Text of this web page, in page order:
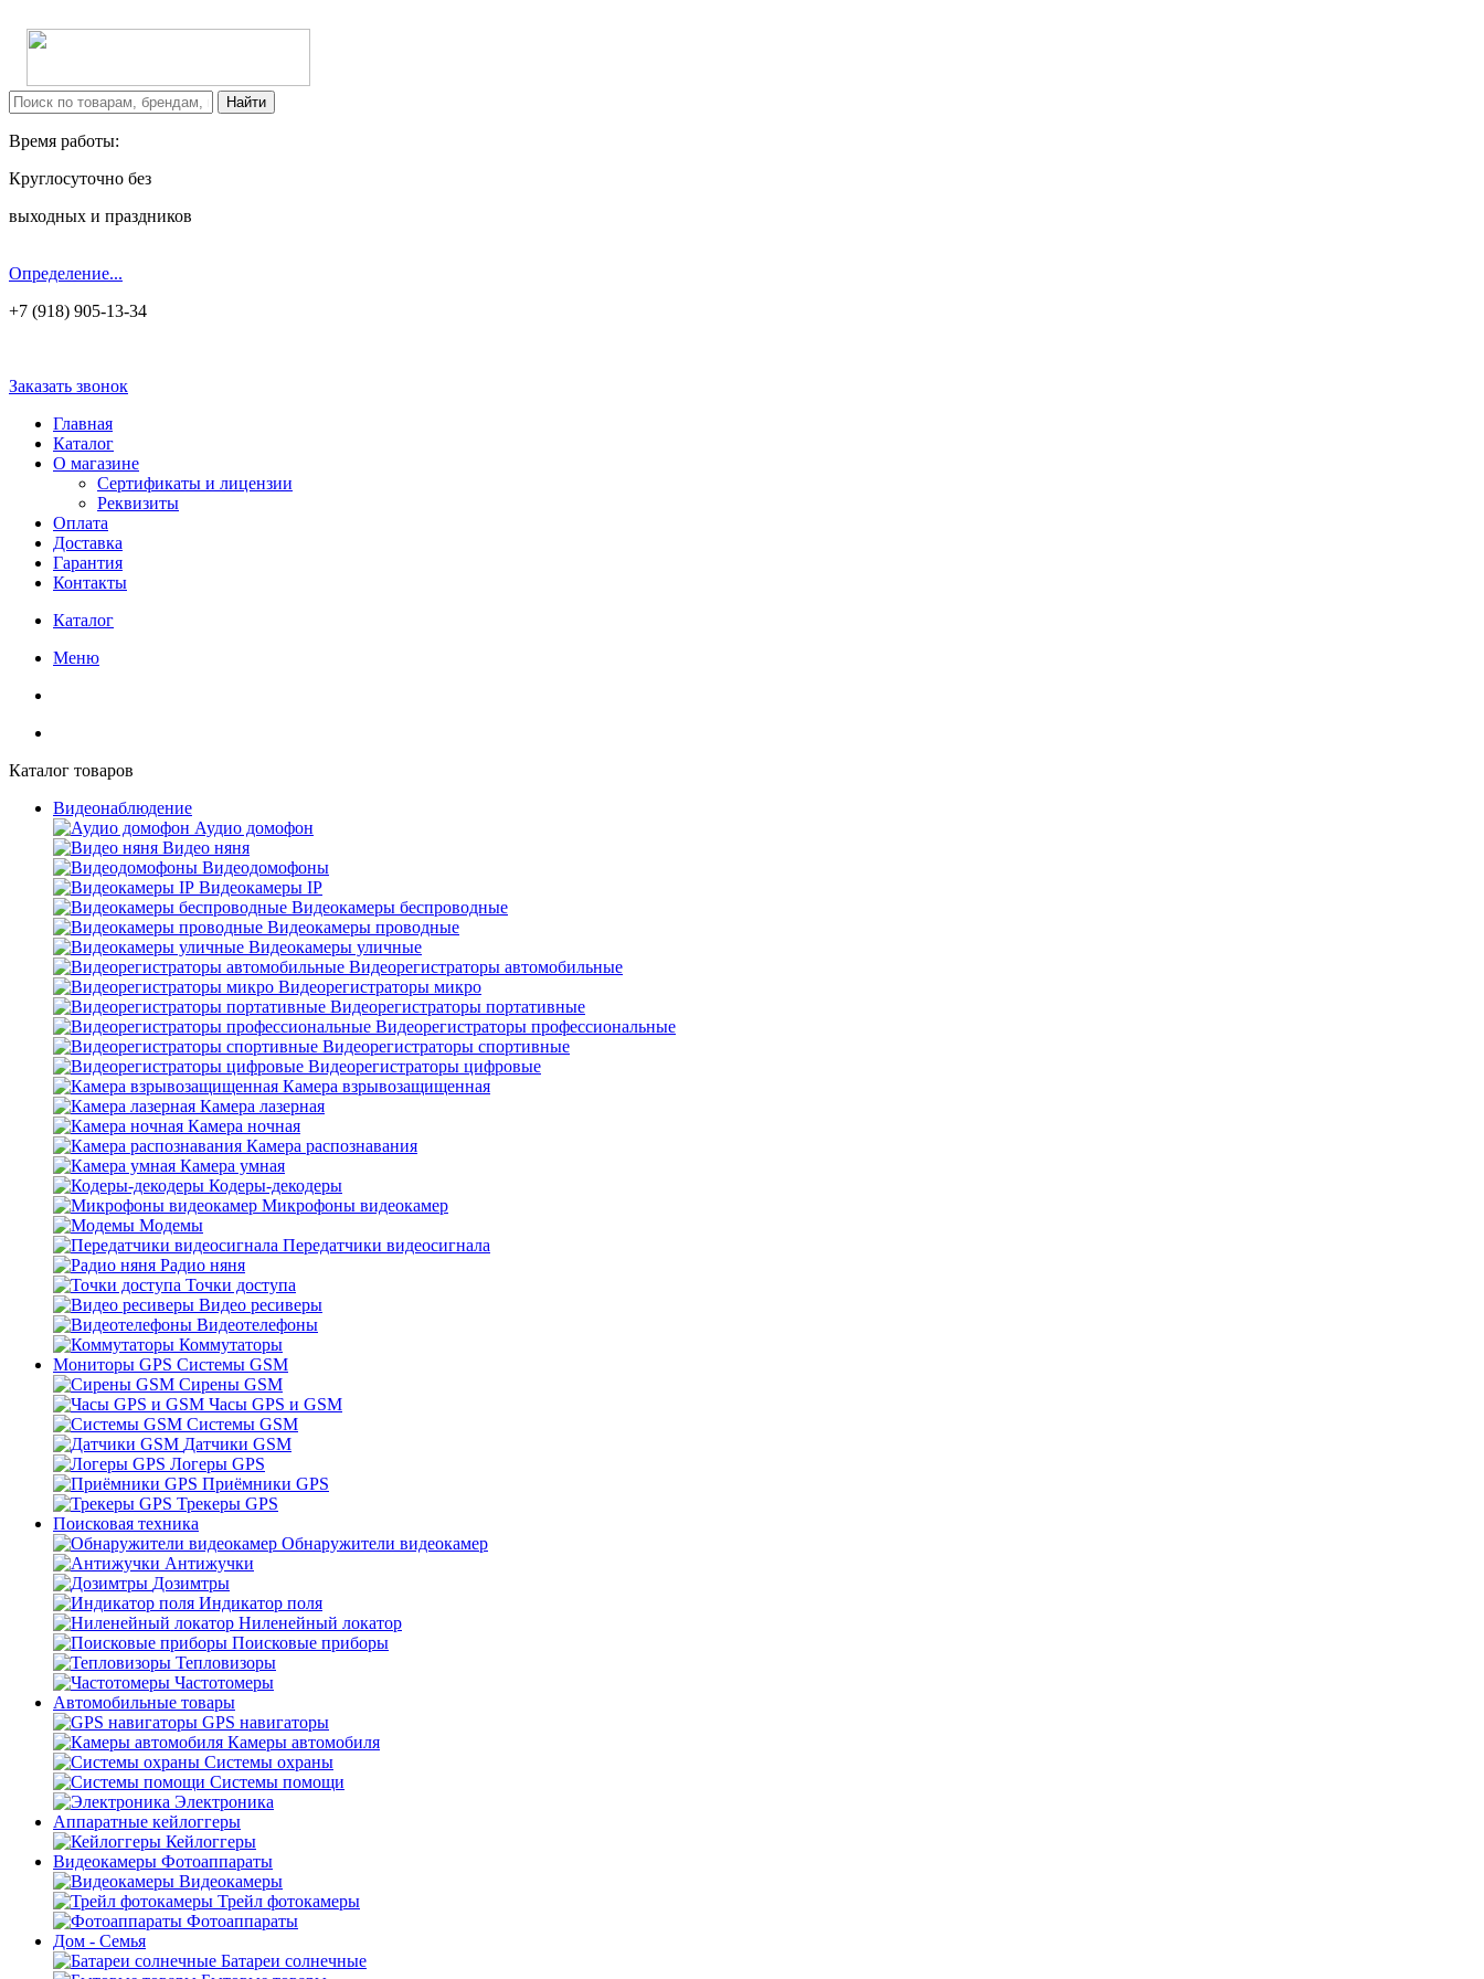
Время работы:
Круглосуточно без
выходных и праздников
Определение...
+7 (918) 905-13-34
Заказать звонок
Главная
Каталог
О магазине
Сертификаты и лицензии
Реквизиты
Оплата
Доставка
Гарантия
Контакты
Каталог
Меню
Каталог товаров
Видеонаблюдение
Аудио домофон
Видео няня
Видеодомофоны
Видеокамеры IP
Видеокамеры беспроводные
Видеокамеры проводные
Видеокамеры уличные
Видеорегистраторы автомобильные
Видеорегистраторы микро
Видеорегистраторы портативные
Видеорегистраторы профессиональные
Видеорегистраторы спортивные
Видеорегистраторы цифровые
Камера взрывозащищенная
Камера лазерная
Камера ночная
Камера распознавания
Камера умная
Кодеры-декодеры
Микрофоны видеокамер
Модемы
Передатчики видеосигнала
Радио няня
Точки доступа
Видео ресиверы
Видеотелефоны
Коммутаторы
Мониторы GPS Системы GSM
Сирены GSM
Часы GPS и GSM
Системы GSM
Датчики GSM
Логеры GPS
Приёмники GPS
Трекеры GPS
Поисковая техника
Обнаружители видеокамер
Антижучки
Дозимтры
Индикатор поля
Ниленейный локатор
Поисковые приборы
Тепловизоры
Частотомеры
Автомобильные товары
GPS навигаторы
Камеры автомобиля
Системы охраны
Системы помощи
Электроника
Аппаратные кейлоггеры
Кейлоггеры
Видеокамеры Фотоаппараты
Видеокамеры
Трейл фотокамеры
Фотоаппараты
Дом - Семья
Батареи солнечные